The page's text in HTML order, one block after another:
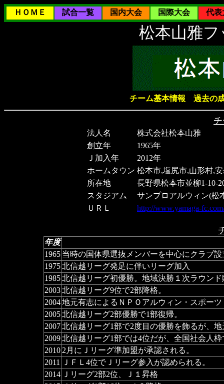
ＨＯＭＥ 試合一覧 国内大会 国際大会 代表
松本山雅
チーム基本情報 過去の
法人名
株式会社松本山雅
創立年
1965年
Ｊ加入年
2012年
ホームタウン 松本市,塩尻市,山形村,
所在地
長野県松本市並柳1-10-
スタジアム
サンプロアルウィン(松
ＵＲＬ
http://www.yamaga-
年度
1965 当時の国体県選抜メンバーを中心にクラブ設
1975 北信越リーグ発足に伴いリーグ加入
1985 北信越リーグ初優勝。地域決勝１次ラウンド
2003 北信越リーグ9位で2部降格。
2004 地元有志によるＮＰＯアルウィン・スポー
2005 北信越リーグ2部優勝で1部復帰。
2007 北信越リーグ1部で2度目の優勝を飾るが、
2009 北信越リーグ1部では4位だが、全国社会人
2010 2月にＪリーグ準加盟が承認される。
2011
ＪＦＬ4位でＪリーグ参入が認められる。
2014
Ｊリーグ2部2位、Ｊ１昇格